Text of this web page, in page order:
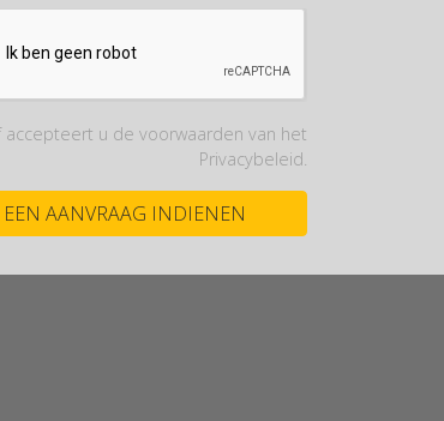
u de voorwaarden van het
Privacybeleid.